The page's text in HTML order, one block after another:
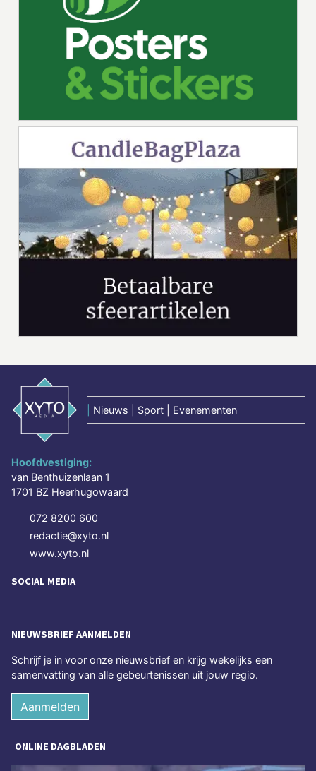
Nieuws | Sport | Evenementen
Hoofdvestiging:
van Benthuizenlaan 1
1701 BZ Heerhugowaard
072 8200 600
redactie@xyto.nl
www.xyto.nl
SOCIAL MEDIA
NIEUWSBRIEF AANMELDEN
Schrijf je in voor onze nieuwsbrief en krijg wekelijks een
samenvatting van alle gebeurtenissen uit jouw regio.
Aanmelden
ONLINE DAGBLADEN